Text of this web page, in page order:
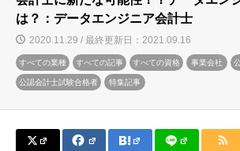
は？：データエンジニア会計士
2020.11.29 / 最終更新日：2021.09.16
すべての業種 すべての記事 すべての資格 事業会社
公認会計士試験合格者 特集記事